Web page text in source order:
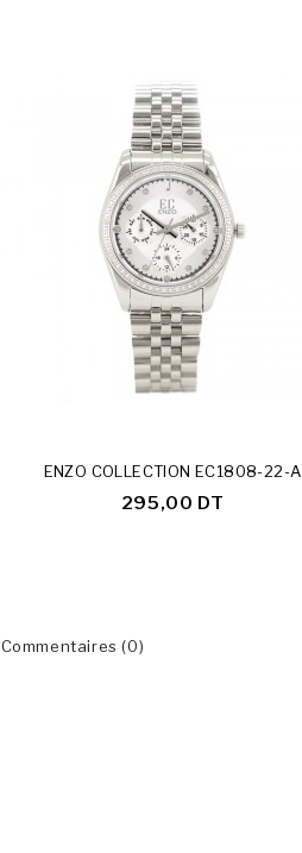
ENZO COLLECTION EC1808-22-A
295,00 DT
Commentaires (0)